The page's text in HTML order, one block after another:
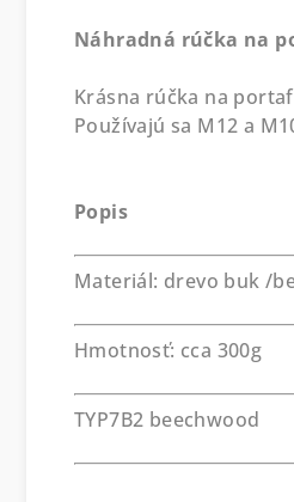
Náhradná rúčka na
Krásna rúčka na
Používajú sa M12 a
Popis
Materiál: drevo buk /
Hmotnosť: cca 300g
TYP7B2 beechwood